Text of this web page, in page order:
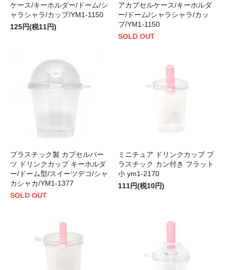
ケース/キーホルダー/ドーム/シ
ャラシャラ/カップ/YM1-1150
125円(税11円)
アカプセルケース/キーホルダ
ー/ドーム/シャラシャラ/カッ
プ/YM1-1150
SOLD OUT
プラスチック製 カプセルパー
ツ ドリンクカップ キーホルダ
ー/ドーム型/スイーツデコ/シャ
カシャカ/YM1-1377
SOLD OUT
ミニチュア ドリンクカップ プ
ラスチック カン付き フラット
小 ym1-2170
111円(税10円)